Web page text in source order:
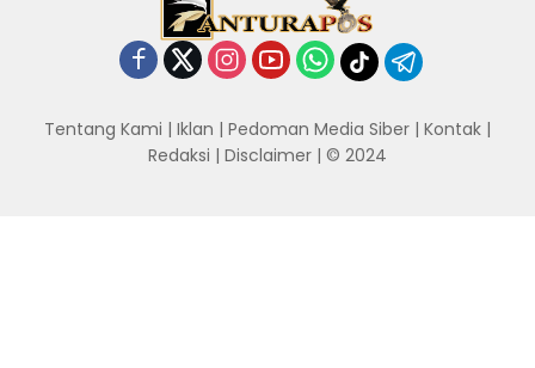
Tentang Kami | Iklan | Pedoman Media Siber | Kontak |
Redaksi | Disclaimer | © 2024